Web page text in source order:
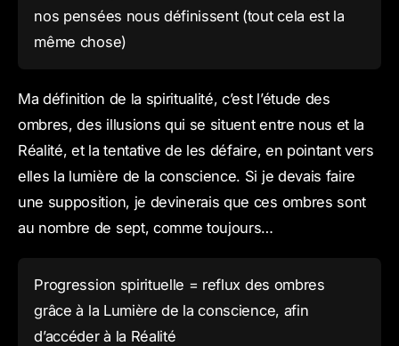
nos pensées nous définissent (tout cela est la
même chose)
Ma définition de la spiritualité, c’est l’étude des
ombres, des illusions qui se situent entre nous et la
Réalité, et la tentative de les défaire, en pointant vers
elles la lumière de la conscience. Si je devais faire
une supposition, je devinerais que ces ombres sont
au nombre de sept, comme toujours…
Progression spirituelle = reflux des ombres
grâce à la Lumière de la conscience, afin
d’accéder à la Réalité